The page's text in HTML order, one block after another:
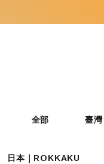
全部 臺
日本｜ROKKAKU